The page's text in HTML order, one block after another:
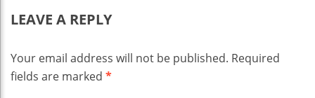
LEAVE A REPLY
Your email address will not be published. Required
fields are marked *